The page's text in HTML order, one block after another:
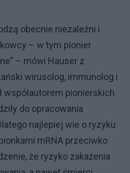
obecnie niezależni i
– w tym pionier
– mówi Hauser z
wirusolog, immunolog i
współautorem pionierskich
do ​​opracowania
najlepiej wie o ryzyku
mRNA przeciwko
że ryzyko zakażenia